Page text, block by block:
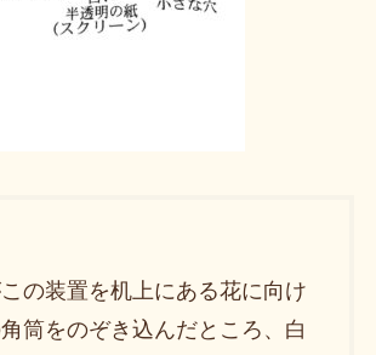
の装置を机上にある花に向け
筒をのぞき込んだところ、白